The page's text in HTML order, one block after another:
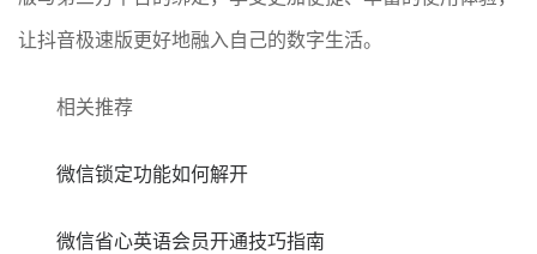
让抖音极速版更好地融入自己的数字生活。
相关推荐
微信锁定功能如何解开
微信省心英语会员开通技巧指南